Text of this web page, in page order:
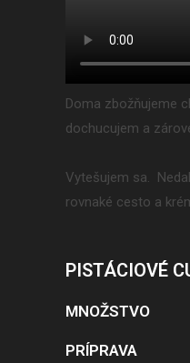
Doma zbožňujeme
dochucujem a
Vytešujem sa.
rovnaké cesto a
PISTÁCIOVÉ
MNOŽSTVO
PRÍPRAVA